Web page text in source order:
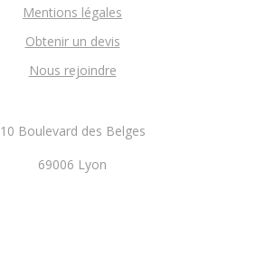
Mentions légales
Obtenir un devis
Nous rejoindre
10 Boulevard des Belges
69006 Lyon